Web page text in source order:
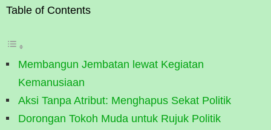
Table of Contents
Membangun Jembatan lewat Kegiatan
Kemanusiaan
Aksi Tanpa Atribut: Menghapus Sekat Politik
Dorongan Tokoh Muda untuk Rujuk Politik